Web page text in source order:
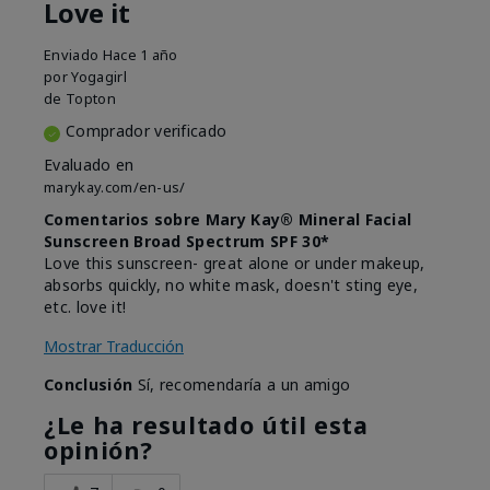
Love it
Enviado Hace 1 año
porYogagirl
de Topton
Comprador verificado
Evaluado en
marykay.com/en-us/
Comentarios sobre Mary Kay® Mineral Facial
Sunscreen Broad Spectrum SPF 30*
Love this sunscreen- great alone or under makeup,
absorbs quickly, no white mask, doesn't sting eye,
etc. love it!
Mostrar Traducción
Conclusión Sí, recomendaría a un amigo
¿Le ha resultado útil esta
opinión?